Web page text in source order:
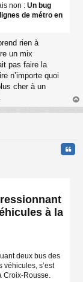
non : Un bug
de métro en
rien à
un mix
pas faire la
n’importe quoi
cher à un
au
à la
deux bus des
véhicules, s’est
Croix-Rousse.